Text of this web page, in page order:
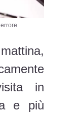
in
e più